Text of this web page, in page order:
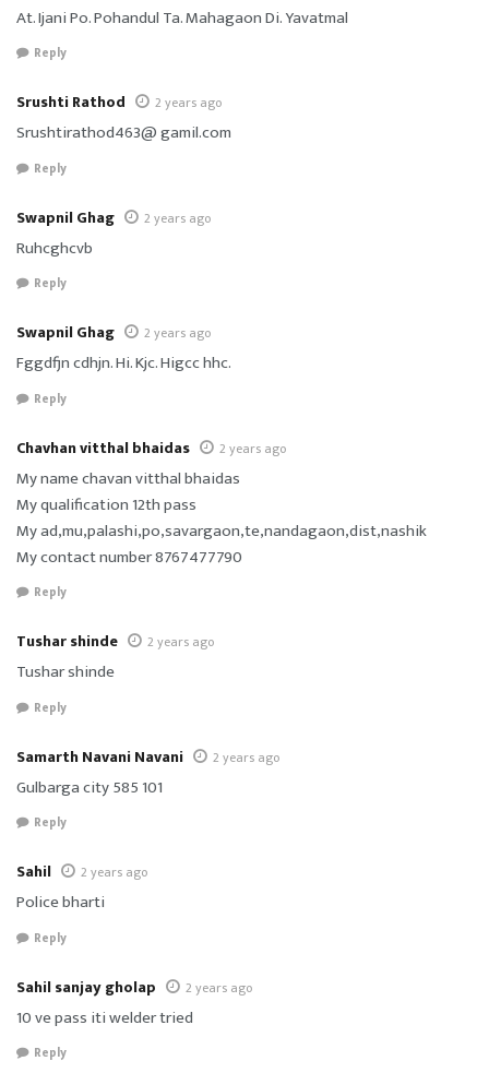
At. Ijani Po. Pohandul Ta. Mahagaon Di. Yavatmal
Reply
Srushti Rathod 2 years ago
Srushtirathod463@ gamil.com
Reply
Swapnil Ghag 2 years ago
Ruhcghcvb
Reply
Swapnil Ghag 2 years ago
Fggdfjn cdhjn. Hi. Kjc. Higcc hhc.
Reply
Chavhan vitthal bhaidas 2 years ago
My name chavan vitthal bhaidas
My qualification 12th pass
My ad,mu,palashi,po,savargaon,te,nandagaon,dist,nashik
My contact number 8767477790
Reply
Tushar shinde 2 years ago
Tushar shinde
Reply
Samarth Navani Navani 2 years ago
Gulbarga city 585 101
Reply
Sahil 2 years ago
Police bharti
Reply
Sahil sanjay gholap 2 years ago
10 ve pass iti welder tried
Reply